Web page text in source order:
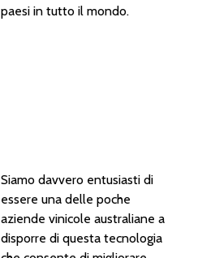
paesi in tutto il mondo.
Siamo davvero entusiasti di
essere una delle poche
aziende vinicole australiane a
disporre di questa tecnologia